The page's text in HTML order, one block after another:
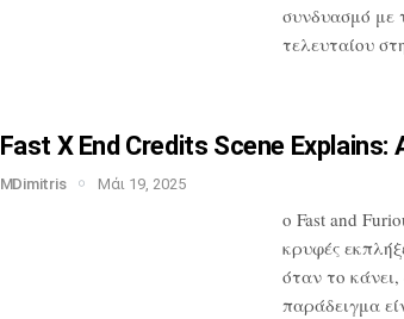
συνδυασμό με
τελευταίου
Fast X End Credits Scene Explains:
MDimitris Μάι 19, 2025
ο Fast and
κρυφές
όταν το
παράδειγμα